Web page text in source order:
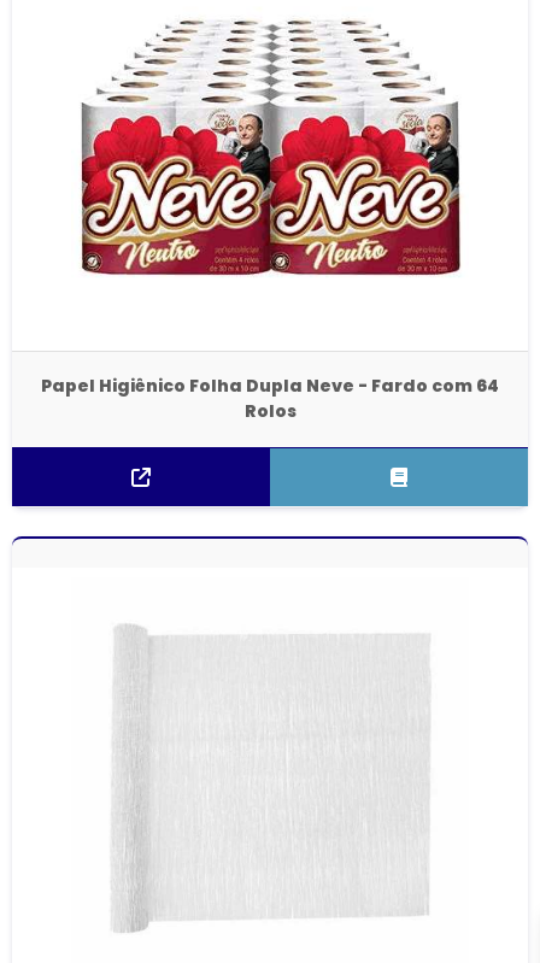
Papel Higiênico Folha Dupla Neve - Fardo com 64
Rolos